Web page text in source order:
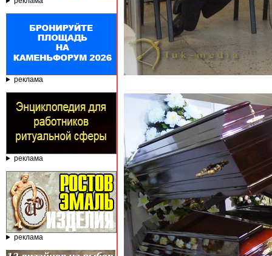
реклама
реклама
реклама